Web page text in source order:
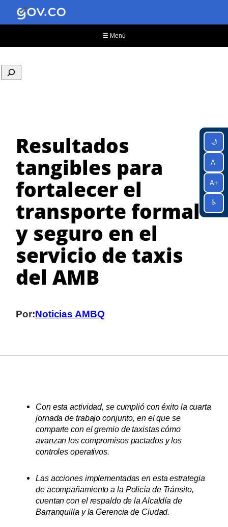
🌙
A-
A+
♿
contenido
☰ Menú
Resultados
tangibles para
fortalecer el
transporte formal
y seguro en el
servicio de taxis
del AMB
Por:Noticias AMBQ
Con esta actividad, se cumplió con éxito la cuarta
jornada de trabajo conjunto, en el que se
comparte con el gremio de taxistas cómo
avanzan los compromisos pactados y los
controles operativos.
Las acciones implementadas en esta estrategia
de acompañamiento a la Policía de Tránsito,
cuentan con el respaldo de la Alcaldía de
Barranquilla y la Gerencia de Ciudad.